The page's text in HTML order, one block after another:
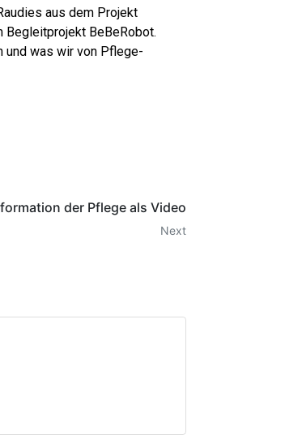
aus dem Projekt
Begleitprojekt BeBeRobot.
und was wir von Pflege-
der Pflege als Video
Next